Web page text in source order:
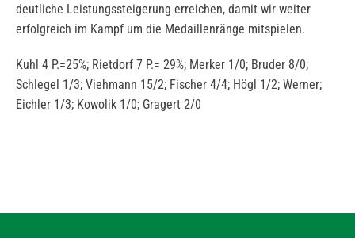
deutliche Leistungssteigerung erreichen, damit wir weiter
erfolgreich im Kampf um die Medaillenränge mitspielen.
Kuhl 4 P.=25%; Rietdorf 7 P.= 29%; Merker 1/0; Bruder 8/0;
Schlegel 1/3; Viehmann 15/2; Fischer 4/4; Högl 1/2; Werner;
Eichler 1/3; Kowolik 1/0; Gragert 2/0